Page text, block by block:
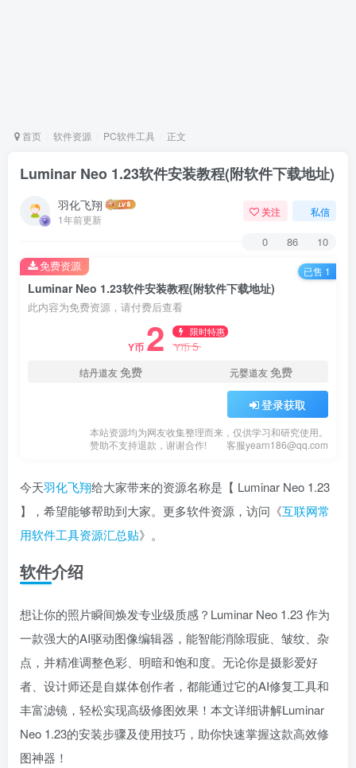
首页 软件资源 PC软件工具 正文
Luminar Neo 1.23软件安装教程(附软件下载地址)
羽化飞翔
1年前更新
关注 私信
0 86 10
Luminar Neo 1.23软件安装教程(附软件下载地址)
此内容为免费资源，请付费后查看
Y币 2 限时特惠
Y币5
结丹道友免费 元婴道友免费
登录获取
本站资源均为网友收集整理而来，仅供学习和研究使用。
赞助不支持退款，谢谢合作!
客服yearn186@qq.com
免费资源 已售 1
今天羽化飞翔给大家带来的资源名称是【 Luminar Neo 1.23
】，希望能够帮助到大家。更多软件资源，访问《互联网常
用软件工具资源汇总贴》。
软件介绍
想让你的照片瞬间焕发专业级质感？Luminar Neo 1.23 作为
一款强大的AI驱动图像编辑器，能智能消除瑕疵、皱纹、杂
点，并精准调整色彩、明暗和饱和度。无论你是摄影爱好
者、设计师还是自媒体创作者，都能通过它的AI修复工具和
丰富滤镜，轻松实现高级修图效果！本文详细讲解Luminar
Neo 1.23的安装步骤及使用技巧，助你快速掌握这款高效修
图神器！